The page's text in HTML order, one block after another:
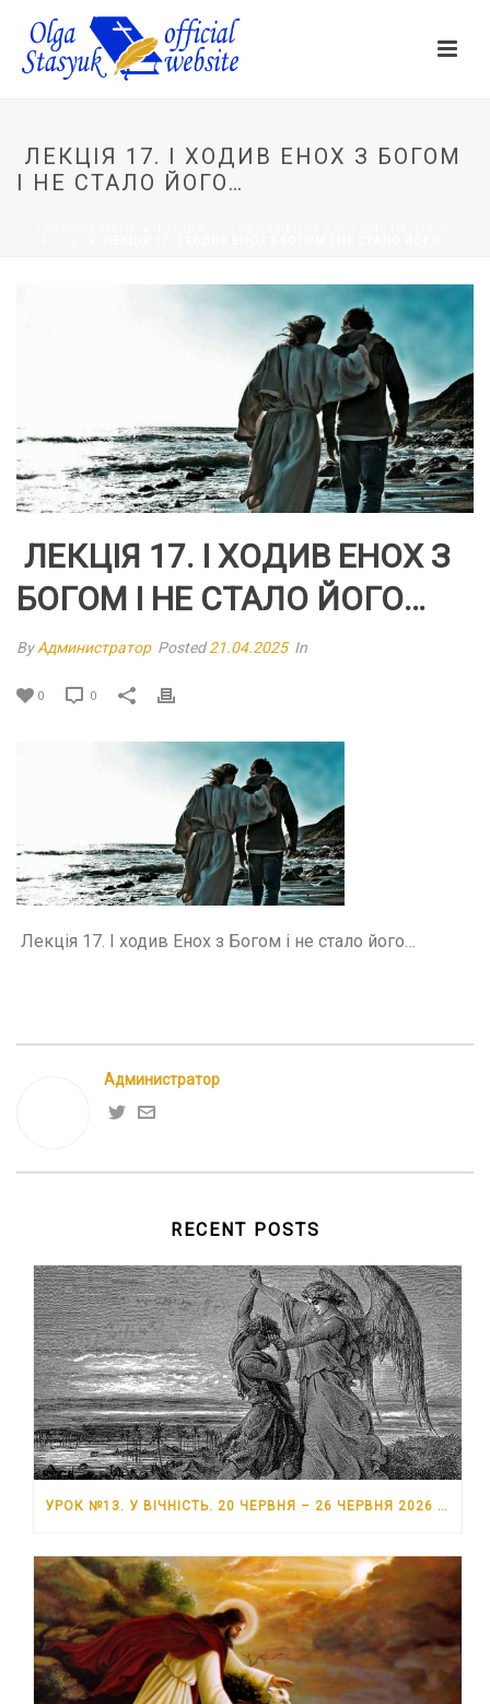
ЛЕКЦІЯ 17. І ХОДИВ ЕНОХ З БОГОМ
І НЕ СТАЛО ЙОГО…
ЛЕКЦІЯ 17. І ХОДИВ ЕНОХ З
БОГОМ І НЕ СТАЛО ЙОГО…
ByАдминистратор Posted21.04.2025 In
0 0
Лекція 17. І ходив Енох з Богом і не стало його…
Администратор
RECENT POSTS
УРОК №13. У ВІЧНІСТЬ. 20 ЧЕРВНЯ – 26 ЧЕРВНЯ 2026 РОКУ